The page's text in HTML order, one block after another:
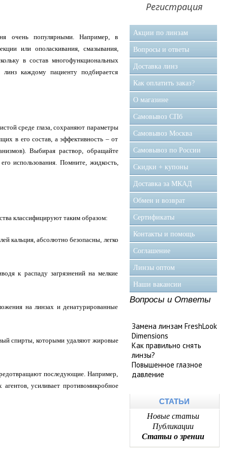
очень популярными. Например, в
или ополаскивания, смазывания,
в состав многофункциональных
каждому пациенту подбирается
среде глаза, сохраняют параметры
в его состав, а эффективность – от
Выбирая раствор, обращайте
использования. Помните, жидкость,
классифицируют таким образом:
кальция, абсолютно безопасны, легко
к распаду загрязнений на мелкие
на линзах и денатурированные
спирты, которыми удаляют жировые
последующие. Например,
усиливает противомикробное
Регистрация
Акции по линзам
Вопросы и ответы
Доставка линз
Как оплатить заказ?
О магазине
Самовывоз CПб
Самовывоз Москва
Самовывоз по России
Скидки + купоны
Доставка за МКАД
Обмен и возврат
Сертификаты
Контакты и помощь
Соглашение
Линзы оптом
Наши вакансии
Вопросы и Ответы
Замена линзам FreshLook
Dimensions
Как правильно снять
линзы?
Повышенное глазное
давление
СТАТЬИ
Новые статьи
Публикации
Статьи о зрении